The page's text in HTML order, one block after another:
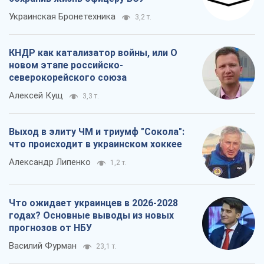
Украинская Бронетехника 3,2 т.
КНДР как катализатор войны, или О
новом этапе российско-
северокорейского союза
Алексей Кущ 3,3 т.
Выход в элиту ЧМ и триумф "Сокола":
что происходит в украинском хоккее
Александр Липенко 1,2 т.
Что ожидает украинцев в 2026-2028
годах? Основные выводы из новых
прогнозов от НБУ
Василий Фурман 23,1 т.